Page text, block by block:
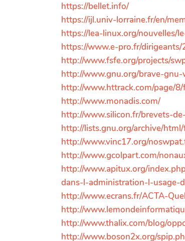
https://bellet.info/
https://ijl.univ-lorraine.fr/en/
https://lea-linux.org/nouvelles/
https://www.e-pro.fr/dirigeants/
http://www.fsfe.org/projects/
http://www.gnu.org/brave-
http://www.httrack.com/page/
http://www.monadis.com/
http://www.silicon.fr/brevets-
http://lists.gnu.org/archive/
http://www.vinc17.org/
http://www.gcolpart.com/
http://www.apitux.org/
dans-l-administration-l-usage-
http://www.ecrans.fr/ACTA-
http://
http://www.thalix.com/blog/
http://www.boson2x.org/